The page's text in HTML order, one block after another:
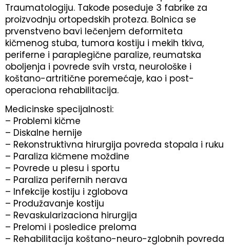
Traumatologiju. Takođe poseduje 3 fabrike za
proizvodnju ortopedskih proteza. Bolnica se
prvenstveno bavi lečenjem deformiteta
kičmenog stuba, tumora kostiju i mekih tkiva,
periferne i paraplegične paralize, reumatska
oboljenja i povrede svih vrsta, neurološke i
koštano-artritične poremećaje, kao i post-
operaciona rehabilitacija.
Medicinske specijalnosti:
– Problemi kičme
– Diskalne hernije
– Rekonstruktivna hirurgija povreda stopala i ruku
– Paraliza kičmene moždine
– Povrede u plesu i sportu
– Paraliza perifernih nerava
– Infekcije kostiju i zglobova
– Produžavanje kostiju
– Revaskularizaciona hirurgija
– Prelomi i posledice preloma
– Rehabilitacija koštano-neuro-zglobnih povreda